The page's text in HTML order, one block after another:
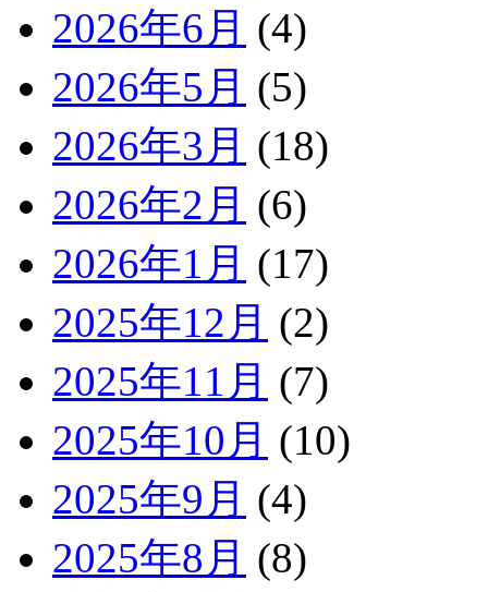
2026年6月 (4)
2026年5月 (5)
2026年3月 (18)
2026年2月 (6)
2026年1月 (17)
2025年12月 (2)
2025年11月 (7)
2025年10月 (10)
2025年9月 (4)
2025年8月 (8)